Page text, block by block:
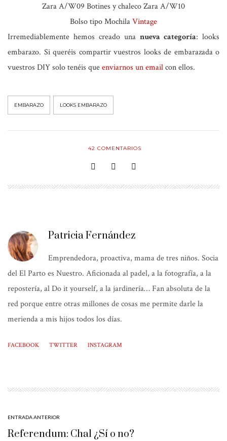
Zara A/W09 Botines y chaleco Zara A/W10
Bolso tipo MochilaVintage
Irremediablemente hemos creado una nueva categoría: looks
embarazo. Si queréis compartir vuestros looks de embarazada o
vuestros DIY solo tenéis queenviarnos un emailcon ellos.
EMBARAZO LOOKS EMBARAZO
42 COMENTARIOS
Patricia Fernández
Emprendedora, proactiva, mama de tres niños. Socia
del El Parto es Nuestro. Aficionada al padel, a la fotografía, a la
repostería, al Do it yourself, a la jardinería… Fan absoluta de la
red porque entre otras millones de cosas me permite darle la
merienda a mis hijos todos los días.
FACEBOOK TWITTER INSTAGRAM
ENTRADA ANTERIOR
Referendum: Chal ¿Sí o no?